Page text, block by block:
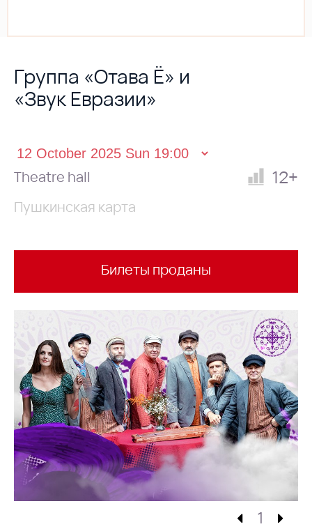
Группа «Отава Ё» и
«Звук Евразии»
Theatre hall 12+
Пушкинская карта
Билеты проданы
1